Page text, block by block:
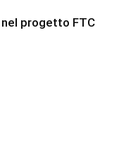
progetto FTC